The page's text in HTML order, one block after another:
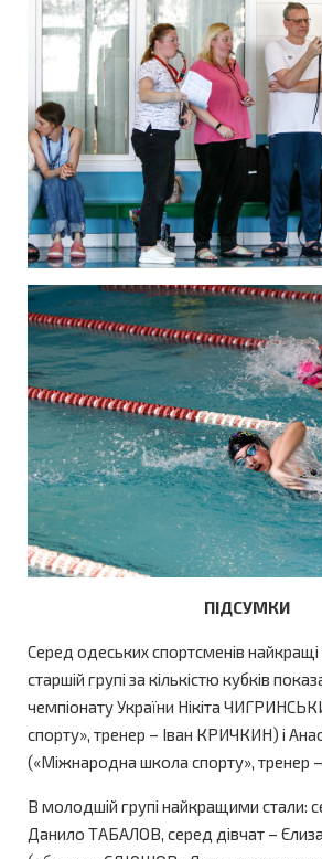
ПІДСУМКИ
Серед одеських спортсменів найкращі
старшій групі за кількістю кубків
чемпіонату України Нікіта
спорту», тренер – Іван КРИЧКИН) і
(«Міжнародна школа спорту»,
В молодшій групі найкращими стали:
Данило ТАБАЛОВ, серед дівчат –